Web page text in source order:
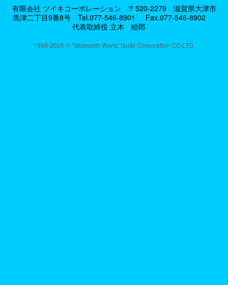
有限会社 ツイキコーポレーション 〒520-2279 滋賀県大津市
黒津二丁目9番8号 Tel.077-546-8901
Fax.077-546-8902
代表取締役 立木 睦郎
1999-2026 © Tablecloth World:Tsuiki Corporation CO,LTD.